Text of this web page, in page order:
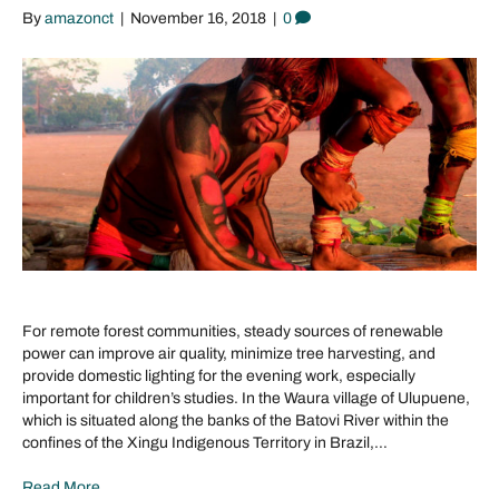
By amazonct November 16, 2018 0
For remote forest communities, steady sources of renewable
power can improve air quality, minimize tree harvesting, and
provide domestic lighting for the evening work, especially
important for children’s studies. In the Waura village of Ulupuene,
which is situated along the banks of the Batovi River within the
confines of the Xingu Indigenous Territory in Brazil,…